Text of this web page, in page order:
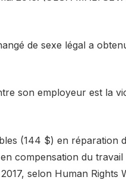
de sexe légal a
son employeur est la
(144 $) en réparation
compensation du travail
selon Human Rights